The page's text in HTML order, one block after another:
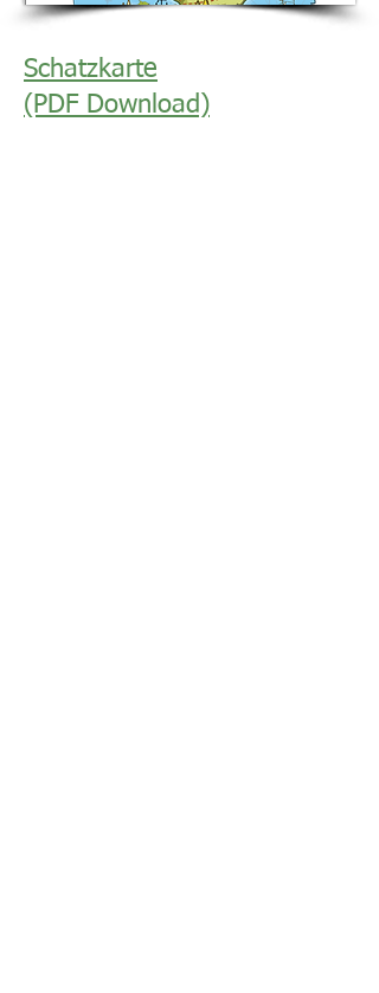
Schatzkarte
(PDF Download)